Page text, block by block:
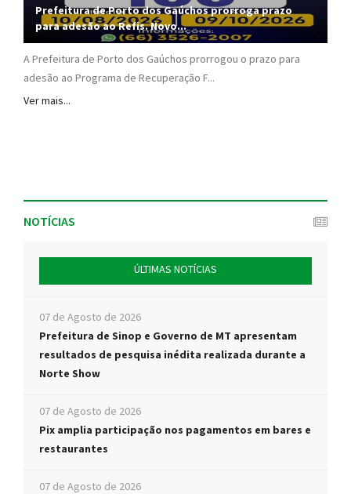
Prefeitura de Porto dos Gaúchos prorroga prazo
para adesão ao Refis. Novo...
A Prefeitura de Porto dos Gaúchos prorrogou o prazo para
adesão ao Programa de Recuperação F...
Ver mais...
NOTÍCIAS
ÚLTIMAS NOTÍCIAS
07 de Agosto de 2026
Prefeitura de Sinop e Governo de MT apresentam
resultados de pesquisa inédita realizada durante a
Norte Show
07 de Agosto de 2026
Pix amplia participação nos pagamentos em bares e
restaurantes
07 de Agosto de 2026